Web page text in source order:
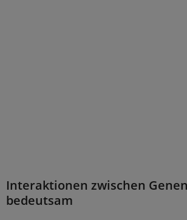
Interaktionen zwischen
bedeutsam